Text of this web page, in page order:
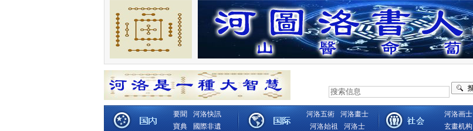
要聞
河洛快訊
寶典
國際非遺
河洛五術
河洛畫士
河洛始祖
河洛士
河洛画士
玄畫机构